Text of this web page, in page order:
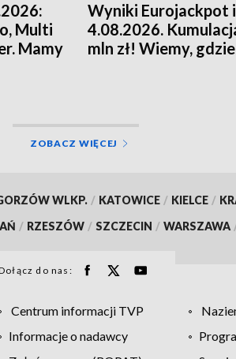
Multi
Mamy
Wyniki Eurojackpot
4.08.2026.
mln zł! Wiemy,
ZOBACZ WIĘCEJ
WLKP. / KATOWICE / KIELCE /
/ RZESZÓW / SZCZECIN / WARSZAWA
do nas:
Centrum informacji TVP
Informacje o nadawcy